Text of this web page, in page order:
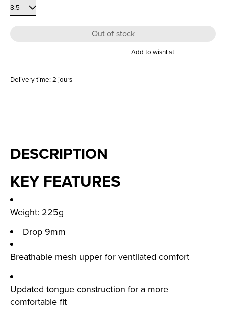
Out of stock
Add to wishlist
Delivery time: 2 jours
DESCRIPTION
KEY FEATURES
Weight: 225g
Drop 9mm
Breathable mesh upper for ventilated comfort
Updated tongue construction for a more
comfortable fit